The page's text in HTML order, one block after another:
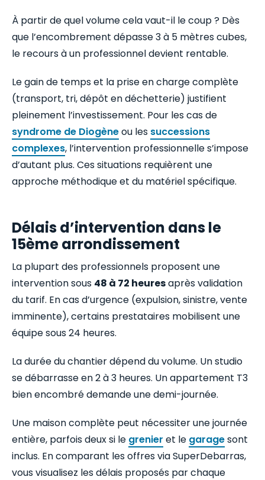
À partir de quel volume cela vaut-il le coup ? Dès
que l’encombrement dépasse 3 à 5 mètres cubes,
le recours à un professionnel devient rentable.
Le gain de temps et la prise en charge complète
(transport, tri, dépôt en déchetterie) justifient
pleinement l’investissement. Pour les cas de
syndrome de Diogèneou les successions
complexes, l’intervention professionnelle s’impose
d’autant plus. Ces situations requièrent une
approche méthodique et du matériel spécifique.
Délais d’intervention dans le
15ème arrondissement
La plupart des professionnels proposent une
intervention sous 48 à 72 heuresaprès validation
du tarif. En cas d’urgence (expulsion, sinistre, vente
imminente), certains prestataires mobilisent une
équipe sous 24 heures.
La durée du chantier dépend du volume. Un studio
se débarrasse en 2 à 3 heures. Un appartement T3
bien encombré demande une demi-journée.
Une maison complète peut nécessiter une journée
entière, parfois deux si le grenier et le garagesont
inclus. En comparant les offres via SuperDebarras,
vous visualisez les délais proposés par chaque